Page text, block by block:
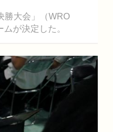
勝大会」（WRO
が決定した。